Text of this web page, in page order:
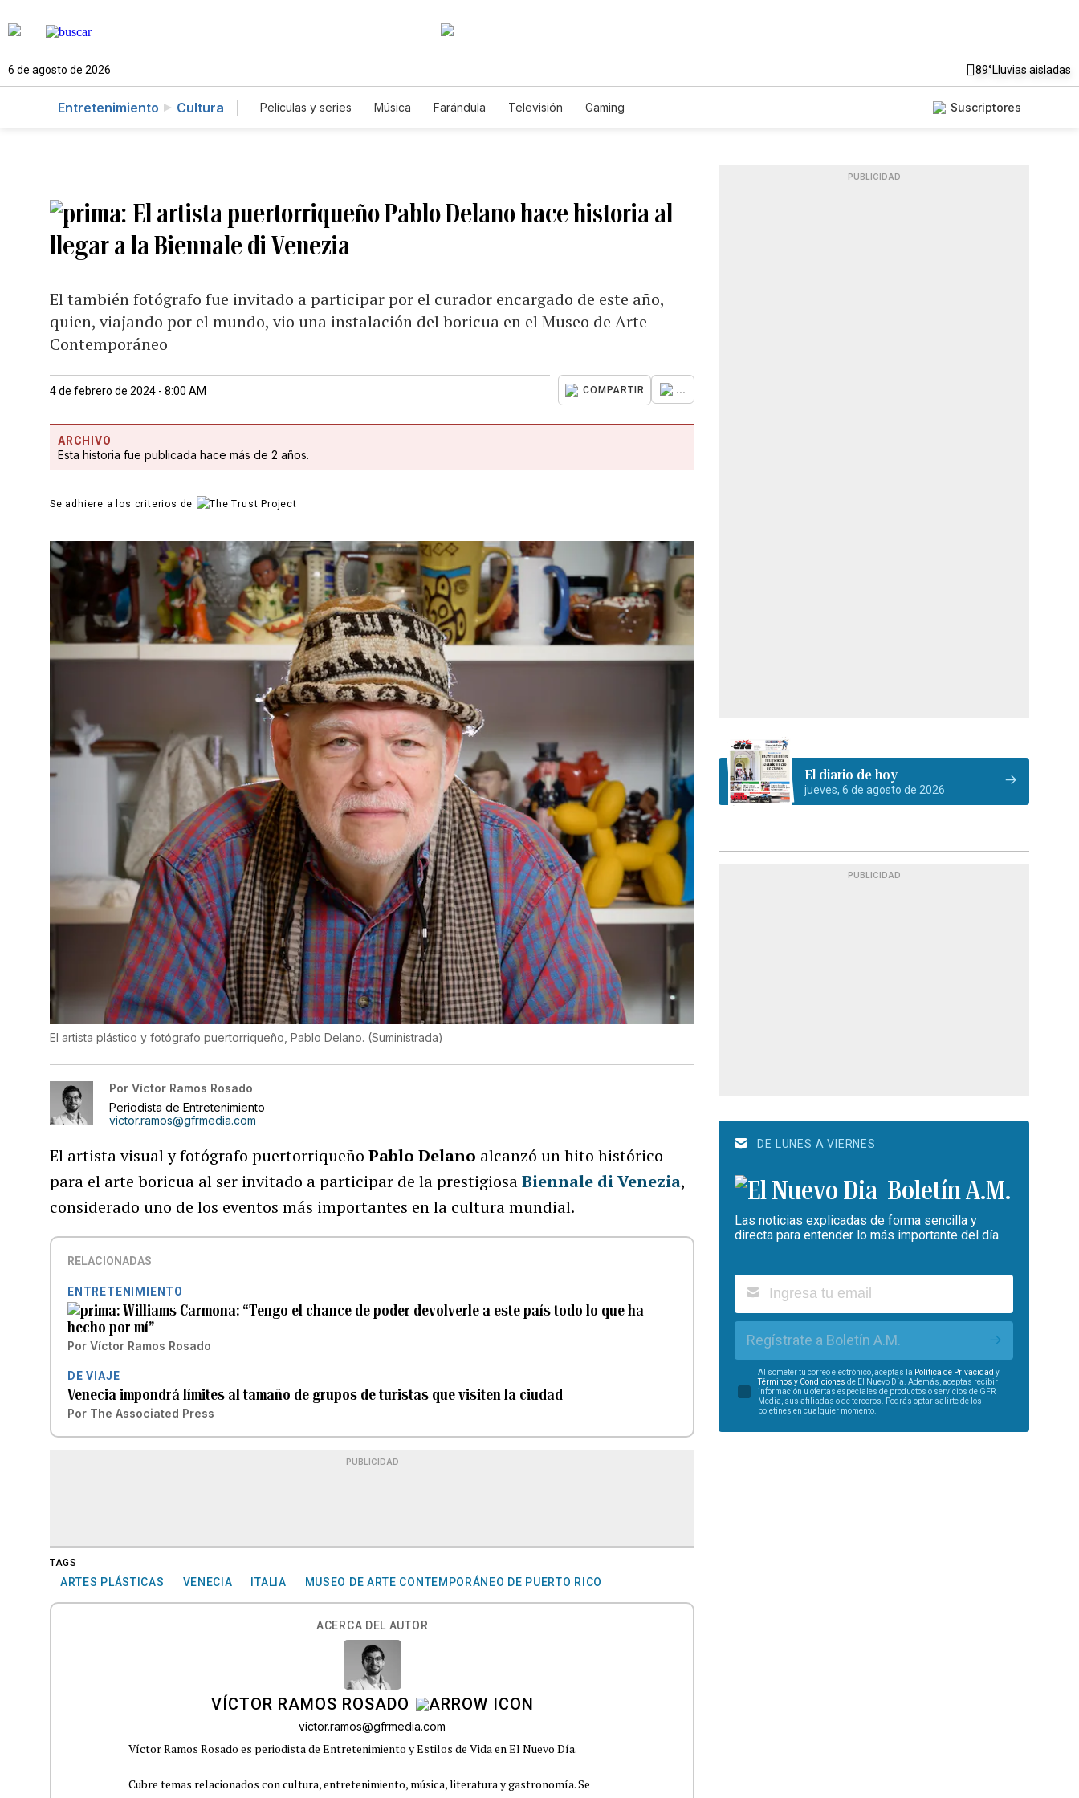
6 de agosto de 2026 89°Lluvias aisladas
Entretenimiento Cultura Películas y series Música Farándula Televisión Gaming Suscriptores
El artista puertorriqueño Pablo Delano hace historia al
llegar a la Biennale di Venezia
El también fotógrafo fue invitado a participar por el curador encargado de este año,
quien, viajando por el mundo, vio una instalación del boricua en el Museo de Arte
Contemporáneo
4 de febrero de 2024 - 8:00 AM COMPARTIR ...
ARCHIVO
Esta historia fue publicada hace más de 2 años.
Se adhiere a los criterios de
El artista plástico y fotógrafo puertorriqueño, Pablo Delano. (Suministrada)
Por Víctor Ramos Rosado
Periodista de Entretenimiento
victor.ramos@gfrmedia.com
El artista visual y fotógrafo puertorriqueñoPablo Delano alcanzó un hito histórico
para el arte boricua al ser invitado a participar de la prestigiosaBiennale di Venezia,
considerado uno de los eventos más importantes en la cultura mundial.
RELACIONADAS
ENTRETENIMIENTO
Williams Carmona: “Tengo el chance de poder devolverle a este país todo lo que ha
hecho por mí”
Por Víctor Ramos Rosado
DE VIAJE
Venecia impondrá límites al tamaño de grupos de turistas que visiten la ciudad
Por The Associated Press
PUBLICIDAD
TAGS
ARTES PLÁSTICAS VENECIA ITALIA MUSEO DE ARTE CONTEMPORÁNEO DE PUERTO RICO
ACERCA DEL AUTOR
VÍCTOR RAMOS ROSADO
victor.ramos@gfrmedia.com
Víctor Ramos Rosado es periodista de Entretenimiento y Estilos de Vida en El Nuevo Día.
Cubre temas relacionados con cultura, entretenimiento, música, literatura y gastronomía. Se
PUBLICIDAD
El diario de hoy
jueves, 6 de agosto de 2026
PUBLICIDAD
DE LUNES A VIERNES
Boletín A.M.
Las noticias explicadas de forma sencilla y
directa para entender lo más importante del día.
Regístrate a Boletín A.M.
Al someter tu correo electrónico, aceptas la Política de Privacidad y
Términos y Condiciones de El Nuevo Día. Además, aceptas recibir
información u ofertas especiales de productos o servicios de GFR
Media, sus afiliadas o de terceros. Podrás optar salirte de los
boletines en cualquier momento.